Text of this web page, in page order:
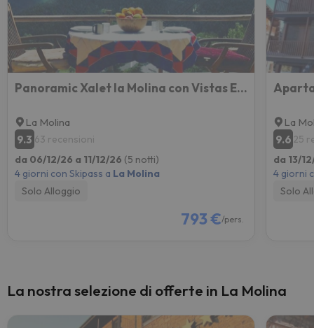
Panoramic Xalet la Molina con Vistas Excelentes
La Molina
9.3 63 recensioni
da 06/12/26 a 11/12/26 (5 notti)
4 giorni con Skipass a La Molina
Solo Alloggio
793 €/pers.
La
9.6 25
da 13/
4 giorni
Solo
La nostra selezione di offerte in La Molina